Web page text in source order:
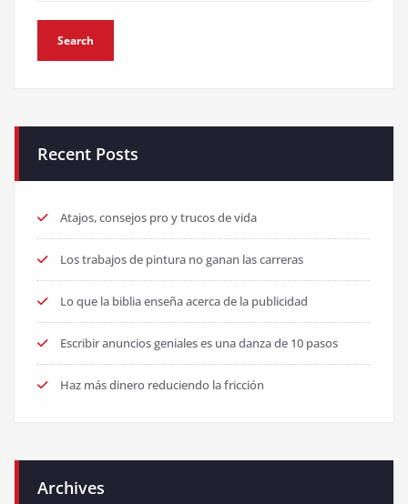
Recent Posts
Atajos, consejos pro y trucos de vida
Los trabajos de pintura no ganan las carreras
Lo que la biblia enseña acerca de la publicidad
Escribir anuncios geniales es una danza de 10 pasos
Haz más dinero reduciendo la fricción
Archives